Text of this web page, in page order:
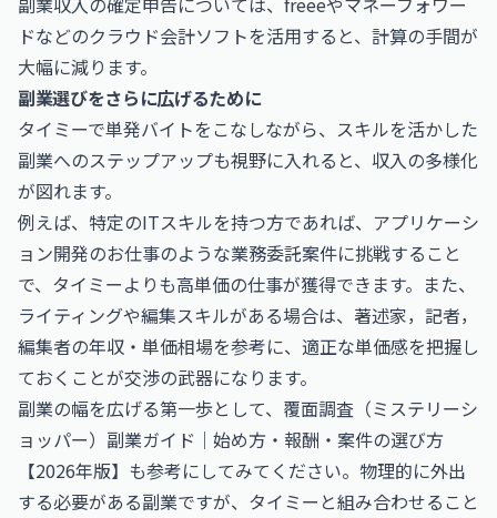
ドなどのクラウド会計ソフトを活用すると、計算の手間が
大幅に減ります。
副業選びをさらに広げるために
タイミーで単発バイトをこなしながら、スキルを活かした
副業へのステップアップも視野に入れると、収入の多様化
が図れます。
例えば、特定のITスキルを持つ方であれば、 アプリケーシ
ョン開発のお仕事のような業務委託案件に挑戦すること
で、タイミーよりも高単価の仕事が獲得できます。また、
ライティングや編集スキルがある場合は、 著述家，記者，
編集者の年収・単価相場を参考に、適正な単価感を把握し
ておくことが交渉の武器になります。
副業の幅を広げる第一歩として、 覆面調査（ミステリーシ
ョッパー）副業ガイド｜始め方・報酬・案件の選び方
【2026年版】 も参考にしてみてください。物理的に外出
する必要がある副業ですが、タイミーと組み合わせること